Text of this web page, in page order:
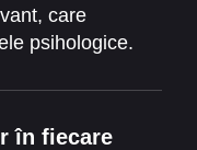
care
psihologice.
în fiecare